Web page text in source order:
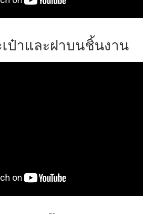
เป๋าและฝาบนชิ้นงาน